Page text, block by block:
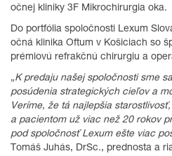
očnej kliniky 3F Mikrochirurgia oka.
Do portfólia spoločnosti Lexum
očná klinika Oftum v Košiciach so
prémiovú refrakčnú chirurgiu a
„K predaju našej spoločnosti sme
posúdenia strategických cieľov a
Veríme, že tá najlepšia
a pacientom už viac než 20 rokov
pod spoločnosť Lexum ešte viac
Tomáš Juhás, DrSc., prednosta a